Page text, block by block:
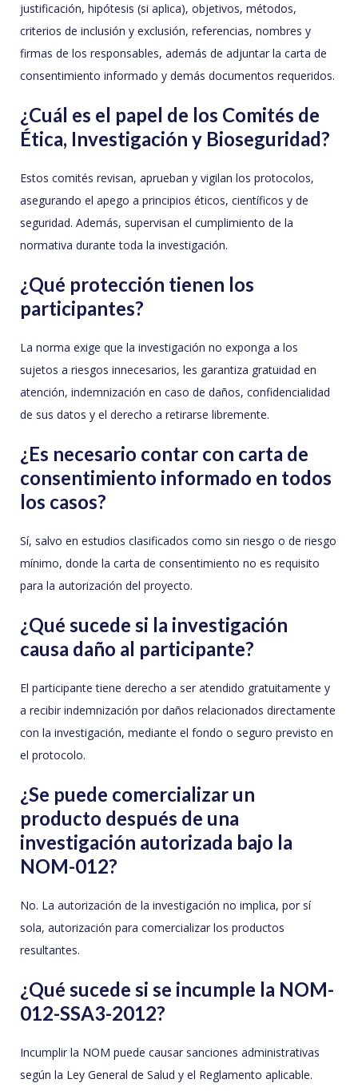
justificación, hipótesis (si aplica), objetivos, métodos,
criterios de inclusión y exclusión, referencias, nombres y
firmas de los responsables, además de adjuntar la carta de
consentimiento informado y demás documentos requeridos.
¿Cuál es el papel de los Comités de
Ética, Investigación y Bioseguridad?
Estos comités revisan, aprueban y vigilan los protocolos,
asegurando el apego a principios éticos, científicos y de
seguridad. Además, supervisan el cumplimiento de la
normativa durante toda la investigación.
¿Qué protección tienen los
participantes?
La norma exige que la investigación no exponga a los
sujetos a riesgos innecesarios, les garantiza gratuidad en
atención, indemnización en caso de daños, confidencialidad
de sus datos y el derecho a retirarse libremente.
¿Es necesario contar con carta de
consentimiento informado en todos
los casos?
Sí, salvo en estudios clasificados como sin riesgo o de riesgo
mínimo, donde la carta de consentimiento no es requisito
para la autorización del proyecto.
¿Qué sucede si la investigación
causa daño al participante?
El participante tiene derecho a ser atendido gratuitamente y
a recibir indemnización por daños relacionados directamente
con la investigación, mediante el fondo o seguro previsto en
el protocolo.
¿Se puede comercializar un
producto después de una
investigación autorizada bajo la
NOM-012?
No. La autorización de la investigación no implica, por sí
sola, autorización para comercializar los productos
resultantes.
¿Qué sucede si se incumple la NOM-
012-SSA3-2012?
Incumplir la NOM puede causar sanciones administrativas
según la Ley General de Salud y el Reglamento aplicable.